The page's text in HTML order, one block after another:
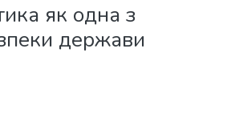
як одна з
держави